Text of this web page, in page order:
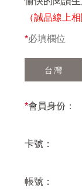
（誠品線上
*必填欄位
台灣
*會員身份：
卡號：
帳號：